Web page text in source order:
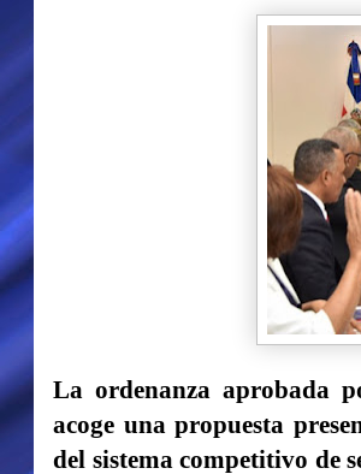
La ordenanza aprobada
acoge una propuesta
del sistema competitivo de